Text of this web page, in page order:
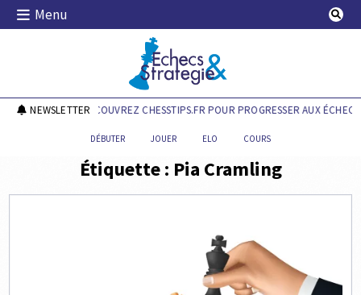
Skip
Menu
Echecs & Stratégie
NEWSLETTERDÉCOUVREZ CHESSTIPS.FR POUR PROGRESSER AUX ÉCHECS
DÉBUTER JOUER ELO COURS
Étiquette : Pia Cramling